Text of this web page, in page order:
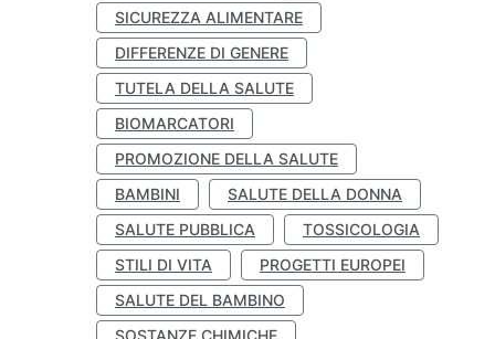
SICUREZZA ALIMENTARE
DIFFERENZE DI GENERE
TUTELA DELLA SALUTE
BIOMARCATORI
PROMOZIONE DELLA SALUTE
BAMBINI
SALUTE DELLA DONNA
SALUTE PUBBLICA
TOSSICOLOGIA
STILI DI VITA
PROGETTI EUROPEI
SALUTE DEL BAMBINO
SOSTANZE CHIMICHE